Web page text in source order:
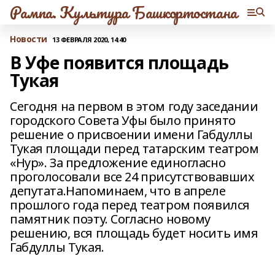
Рампа. Культура Башкортостана
Новости 13 ФЕВРАЛЯ 2020, 14:40
В Уфе появится площадь
Тукая
Сегодня на первом в этом году заседании
городского Совета Уфы было принято
решение о присвоении имени Габдуллы
Тукая площади перед татарским театром
«Нур». За предложение единогласно
проголосовали все 24 присутствовавших
депутата.Напоминаем, что в апреле
прошлого года перед театром появился
памятник поэту. Согласно новому
решению, вся площадь будет носить имя
Габдуллы Тукая.